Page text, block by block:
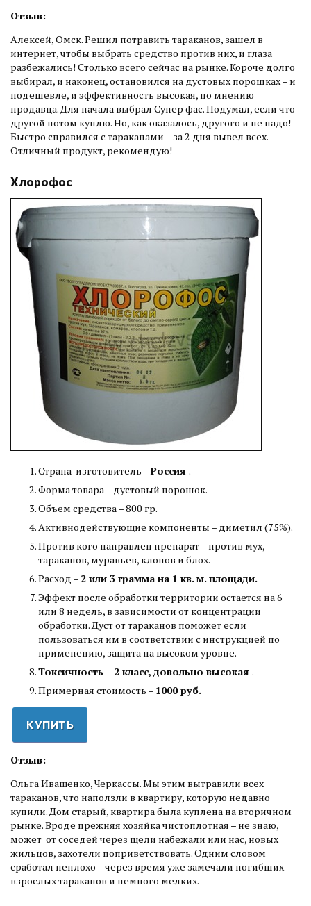
Отзыв:
Алексей, Омск. Решил потравить тараканов, зашел в
интернет, чтобы выбрать средство против них, и глаза
разбежались! Столько всего сейчас на рынке. Короче долго
выбирал, и наконец, остановился на дустовых порошках – и
подешевле, и эффективность высокая, по мнению
продавца. Для начала выбрал Супер фас. Подумал, если что
другой потом куплю. Но, как оказалось, другого и не надо!
Быстро справился с тараканами – за 2 дня вывел всех.
Отличный продукт, рекомендую!
Хлорофос
Страна-изготовитель –Россия .
Форма товара – дустовый порошок.
Объем средства – 800 гр.
Активнодействующие компоненты – диметил (75%).
Против кого направлен препарат – против мух,
тараканов, муравьев, клопов и блох.
Расход – 2 или 3 грамма на 1 кв. м. площади.
Эффект после обработки территории остается на 6
или 8 недель, в зависимости от концентрации
обработки. Дуст от тараканов поможет если
пользоваться им в соответствии с инструкцией по
применению, защита на высоком уровне.
Токсичность – 2 класс, довольно высокая .
Примерная стоимость – 1000 руб.
КУПИТЬ
Отзыв:
Ольга Иващенко, Черкассы. Мы этим вытравили всех
тараканов, что наползли в квартиру, которую недавно
купили. Дом старый, квартира была куплена на вторичном
рынке. Вроде прежняя хозяйка чистоплотная – не знаю,
может от соседей через щели набежали или нас, новых
жильцов, захотели поприветствовать. Одним словом
сработал неплохо – через время уже замечали погибших
взрослых тараканов и немного мелких.